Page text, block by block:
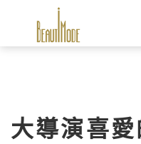
大導演喜